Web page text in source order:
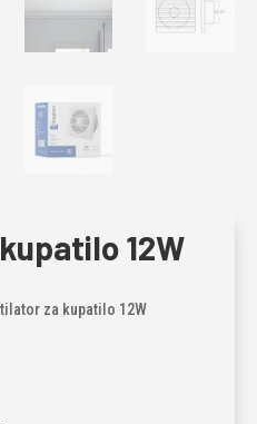
12W
za kupatilo 12W